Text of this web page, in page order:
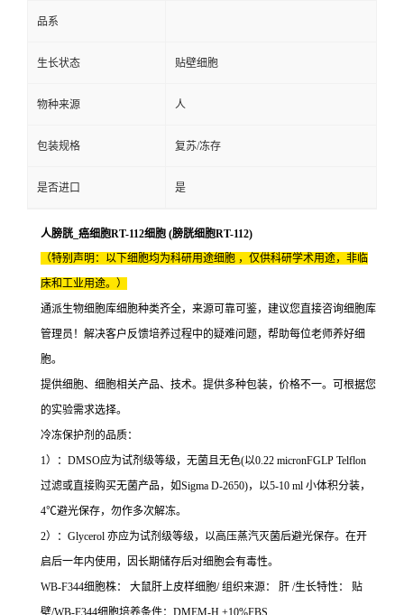
品系
生长状态 贴壁细胞
物种来源 人
包装规格 复苏/冻存
是否进口 是
人膀胱_癌细胞RT-112细胞 (膀胱细胞RT-112)
（特别声明：以下细胞均为科研用途细胞 ，仅供科研学术用途，非临
床和工业用途。）
通派生物细胞库细胞种类齐全，来源可靠可鉴，建议您直接咨询细胞库
管理员！解决客户反馈培养过程中的疑难问题，帮助每位老师养好细
胞。
提供细胞、细胞相关产品、技术。提供多种包装，价格不一。可根据您
的实验需求选择。
冷冻保护剂的品质：
1）：DMSO应为试剂级等级，无菌且无色(以0.22 micronFGLP Telflon
过滤或直接购买无菌产品，如Sigma D-2650)，以5-10 ml 小体积分装，
4℃避光保存，勿作多次解冻。
2）：Glycerol 亦应为试剂级等级，以高压蒸汽灭菌后避光保存。在开
启后一年内使用，因长期储存后对细胞会有毒性。
WB-F344细胞株： 大鼠肝上皮样细胞/ 组织来源： 肝 /生长特性： 贴
壁/WB-F344细胞培养条件：DMEM-H +10%FBS